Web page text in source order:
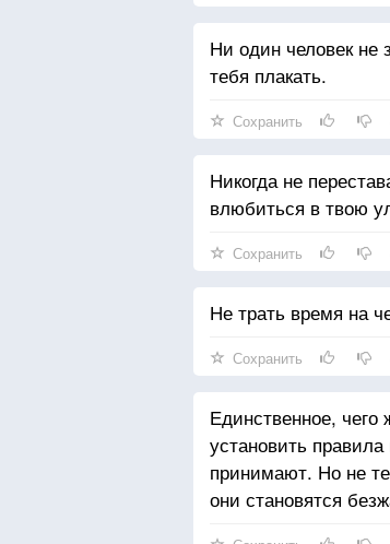
Ни один человек не
тебя плакать.
Сохранить
Никогда не
влюбиться в твою
Сохранить
Не трать время на
Сохранить
Единственное,
установить
принимают. Но не
они становятся